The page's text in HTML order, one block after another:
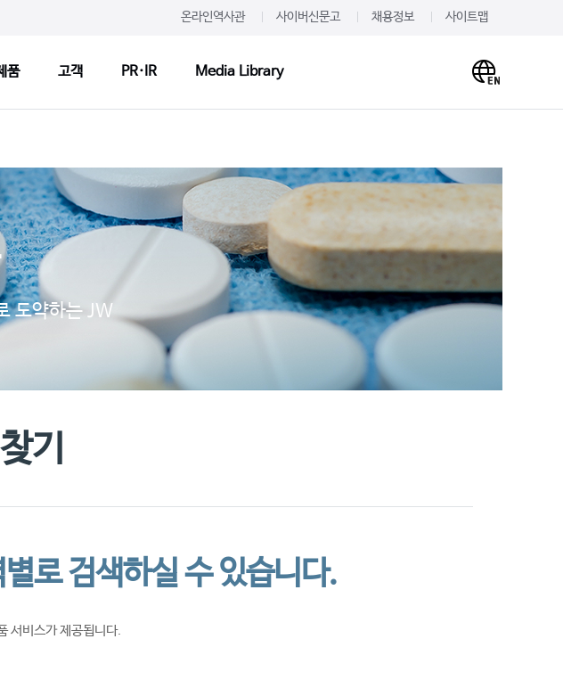
온라인역사관 사이버신문고 채용정보 사이트맵
품 고객 PR·IR Media Library
검색
약국 찾기
변경알림
묻는 질문
CCM 인사말
CCM 소개
고객문의
1:1 문의하기
지출보고 신청
프레스룸
JW를 주목하다
알려드립니다
재무정보
주가·공시
이미지
도약하는 JW
기
로 검색하실 수 있습니다.
서비스가 제공됩니다.